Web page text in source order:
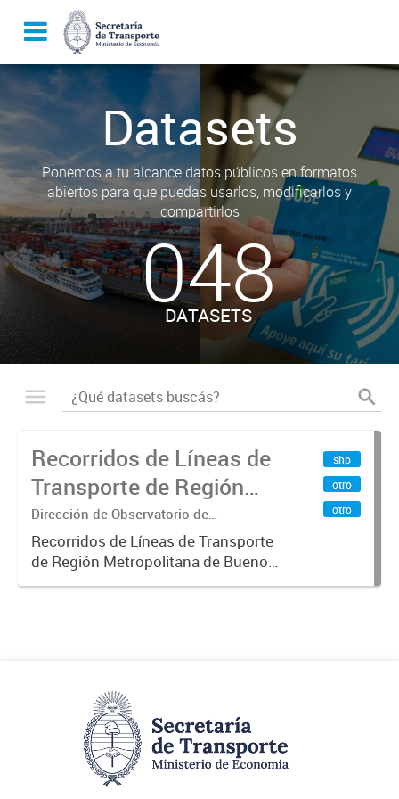
Datasets
Ponemos a tu alcance datos públicos en formatos
abiertos para que puedas usarlos, modificarlos y
compartirlos
048
DATASETS
Recorridos de Líneas de
Transporte de Región
Metropolitana de
Buenos Aires (RMBA)
Dirección de Observatorio de
Transporte, Estudio y Sistemas
Recorridos de Líneas de Transporte
de Región Metropolitana de Buenos
Aires (RMBA).-
shp
otro
otro